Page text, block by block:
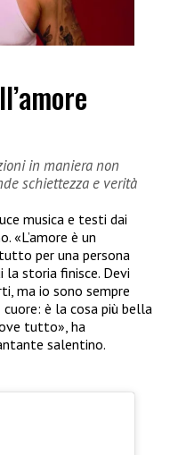
in maniera non
schiettezza e verità
musica e testi dai
«L’amore è un
per una persona
la storia finisce. Devi
ma io sono sempre
è la cosa più bella
tutto», ha
salentino.